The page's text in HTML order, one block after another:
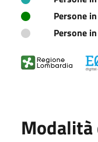
Persone
Persone
Modalità